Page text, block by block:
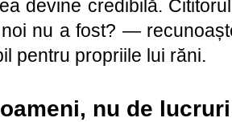
devine credibilă.
nu a fost? —
pentru propriile lui răni.
nu de lucruri